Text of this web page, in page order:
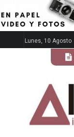
Lunes, 10 Agosto